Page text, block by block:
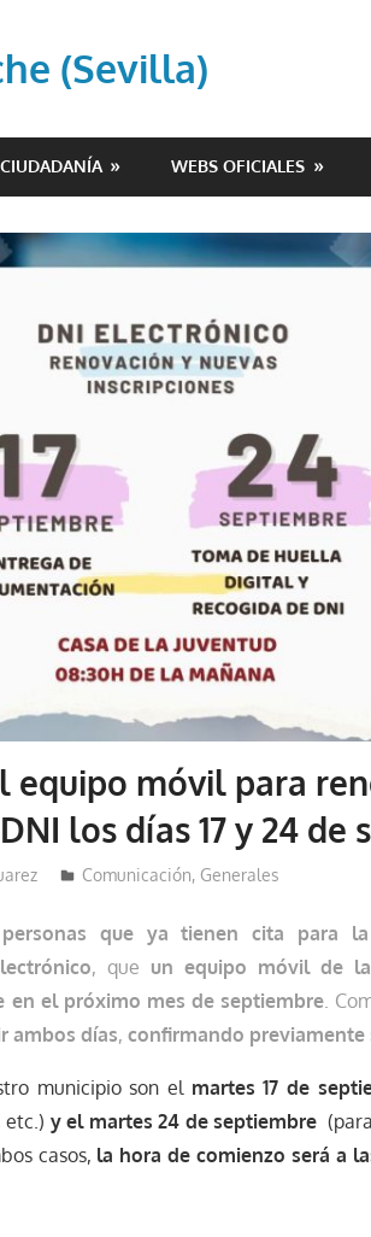
(Sevilla)
CIUDADANÍA WEBS OFICIALES
equipo móvil para
los días 17 y 24 de
Comunicación, Generales
que ya tienen cita para
, que un equipo móvil de
en el próximo mes de septiembre .
ambos días,confirmando previamente
municipio son el martes 17 de
etc.) y el martes 24 de septiembre
casos, la hora de comienzo será a